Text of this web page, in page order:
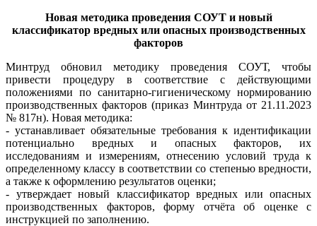
Новая методика проведения СОУТ и новый
классификатор вредных или опасных производственных
факторов
Минтруд обновил методику проведения СОУТ, чтобы
привести процедуру в соответствие с действующими
положениями по санитарно-гигиеническому нормированию
производственных факторов (приказ Минтруда от 21.11.2023
№ 817н). Новая методика:
- устанавливает обязательные требования к идентификации
потенциально вредных и опасных факторов, их
исследованиям и измерениям, отнесению условий труда к
определенному классу в соответствии со степенью вредности,
а также к оформлению результатов оценки;
- утверждает новый классификатор вредных или опасных
производственных факторов, форму отчёта об оценке с
инструкцией по заполнению.